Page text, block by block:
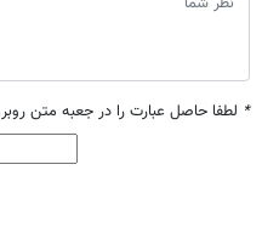
* لطفا حاصل عبارت را در جعبه متن